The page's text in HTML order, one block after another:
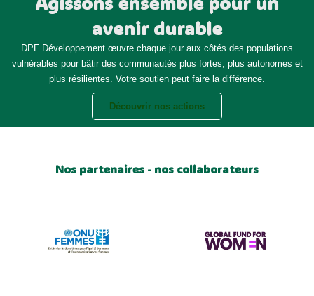
avenir durable
DPF Développement œuvre chaque jour aux côtés des populations
vulnérables pour bâtir des communautés plus fortes, plus autonomes et
plus résilientes. Votre soutien peut faire la différence.
Découvrir nos actions
Nos partenaires - nos collaborateurs